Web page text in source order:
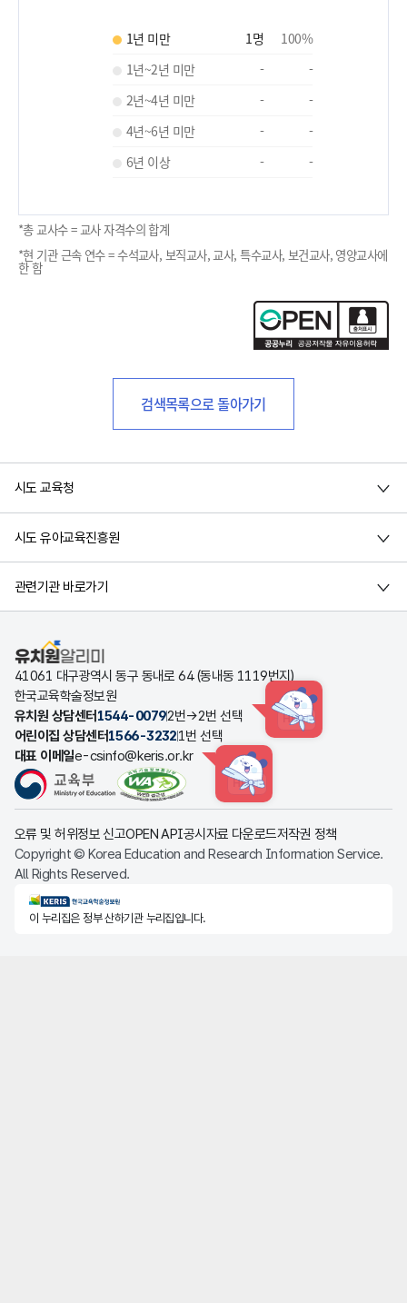
1년 미만 1명 100%
1년~2년 미만
-
-
2년~4년 미만
-
-
4년~6년 미만
-
-
6년 이상
- -
*총 교사수 = 교사 자격수의 합계
*현 기관 근속 연수 = 수석교사, 보직교사, 교사, 특수교사, 보건교사, 영양교사에
한 함
검색목록으로 돌아가기
시도 교육청
시도 유아교육진흥원
관련기관 바로가기
유치원알리미
41061 대구광역시 동구 동내로 64 (동내동 1119번지)
한국교육학술정보원
유치원 상담센터 1544-00792번→2번 선택 HINT
어린이집 상담센터1566-32321번 선택
대표 이메일e-csinfo@keris.or.kr
HINT
오류 및 허위정보 신고OPEN API공시자료 다운로드저작권 정책
Copyright © Korea Education and Research Information Service.
All Rights Reserved.
KERIS한국교육학술정보원
이 누리집은 정부 산하기관 누리집입니다.